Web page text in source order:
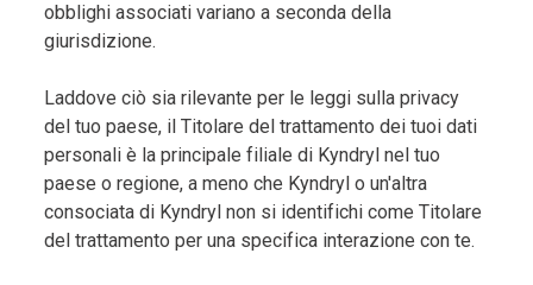
obblighi associati variano a seconda della
giurisdizione.
Laddove ciò sia rilevante per le leggi sulla privacy
del tuo paese, il Titolare del trattamento dei tuoi dati
personali è la principale filiale di Kyndryl nel tuo
paese o regione, a meno che Kyndryl o un'altra
consociata di Kyndryl non si identifichi come Titolare
del trattamento per una specifica interazione con te.